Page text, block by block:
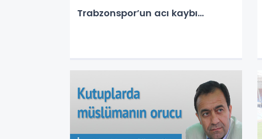
Trabzonspor’un acı kaybı...